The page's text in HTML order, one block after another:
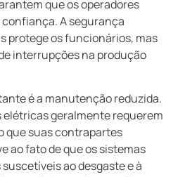
que os operadores
A segurança
protege os funcionários, mas
interrupções na produção
é a manutenção reduzida.
elétricas geralmente requerem
que suas contrapartes
ao fato de que os sistemas
ao desgaste e à